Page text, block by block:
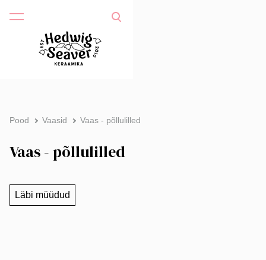
Pood Vaasid Vaas - põllulilled
Vaas - põllulilled
Läbi müüdud